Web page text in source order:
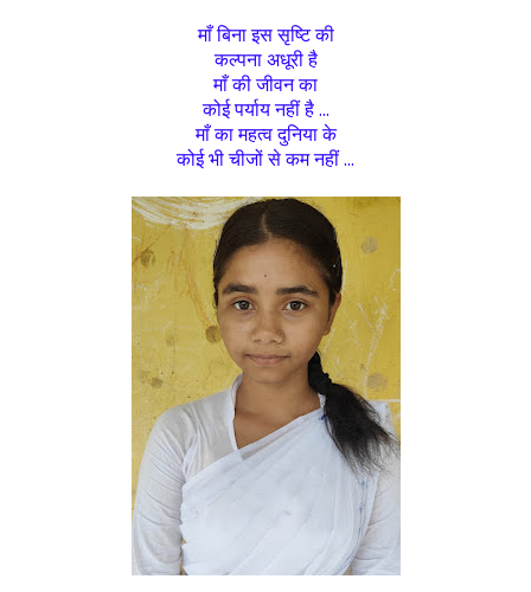
माँ बिना इस सृष्टि की
कल्पना अधूरी है
माँ की जीवन का
कोई पर्याय नहीं है ...
माँ का महत्व दुनिया के
कोई भी चीजों से कम नहीं ...